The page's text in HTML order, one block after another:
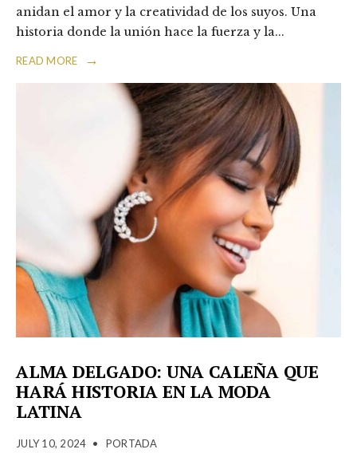
anidan el amor y la creatividad de los suyos. Una
historia donde la unión hace la fuerza y la...
READ MORE →
ALMA DELGADO: UNA CALEÑA QUE
HARÁ HISTORIA EN LA MODA
LATINA
JULY 10, 2024 • PORTADA